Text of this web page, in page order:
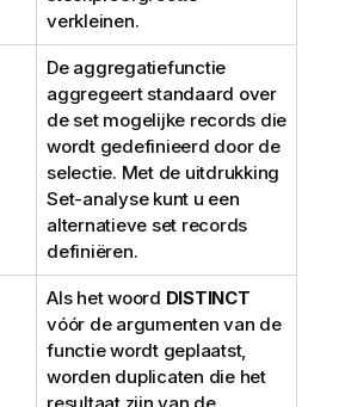
verkleinen.
De aggregatiefunctie
aggregeert standaard over
de set mogelijke records die
wordt gedefinieerd door de
selectie. Met de uitdrukking
Set-analyse kunt u een
alternatieve set records
definiëren.
Als het woord DISTINCT
vóór de argumenten van de
functie wordt geplaatst,
worden duplicaten die het